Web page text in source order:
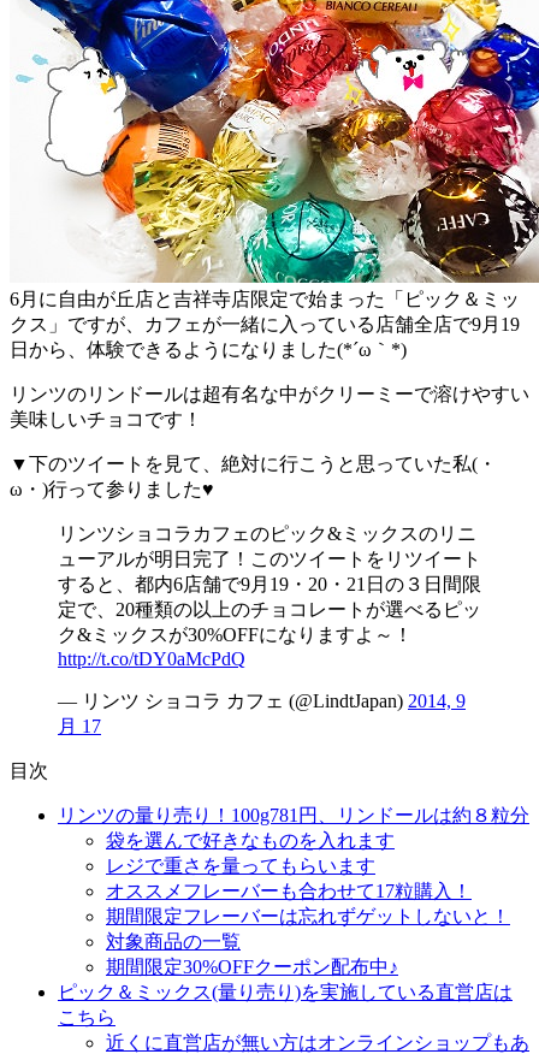
6月に自由が丘店と吉祥寺店限定で始まった「ピック＆ミッ
クス」ですが、カフェが一緒に入っている店舗全店で9月19
日から、体験できるようになりました(*´ω｀*)
リンツのリンドールは超有名な中がクリーミーで溶けやすい
美味しいチョコです！
▼下のツイートを見て、絶対に行こうと思っていた私(・
ω・)行って参りました♥
リンツショコラカフェのピック&ミックスのリニ
ューアルが明日完了！このツイートをリツイート
すると、都内6店舗で9月19・20・21日の３日間限
定で、20種類の以上のチョコレートが選べるピッ
ク&ミックスが30%OFFになりますよ～！
http://t.co/tDY0aMcPdQ
— リンツ ショコラ カフェ (@LindtJapan) 2014, 9
月 17
目次
リンツの量り売り！100g781円、リンドールは約８粒分
袋を選んで好きなものを入れます
レジで重さを量ってもらいます
オススメフレーバーも合わせて17粒購入！
期間限定フレーバーは忘れずゲットしないと！
対象商品の一覧
期間限定30%OFFクーポン配布中♪
ピック＆ミックス(量り売り)を実施している直営店は
こちら
近くに直営店が無い方はオンラインショップもあ